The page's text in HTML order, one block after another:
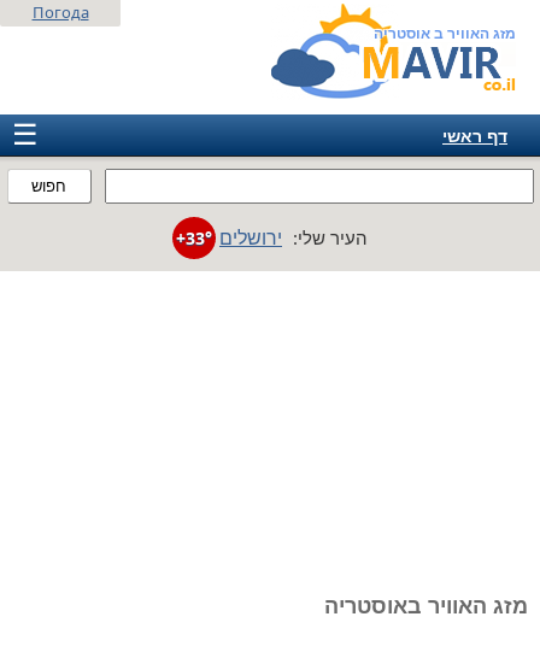
מזג האוויר ב אוסטריה
חפוש
Погода
☰
דף ראשי
אמריקה
העיר שלי: ירושלים +33°
מזג האוויר באוסטריה